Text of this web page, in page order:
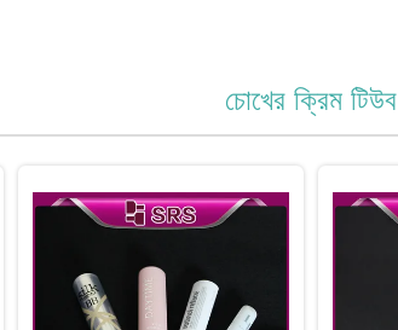
চোখের ক্রিম টিউব